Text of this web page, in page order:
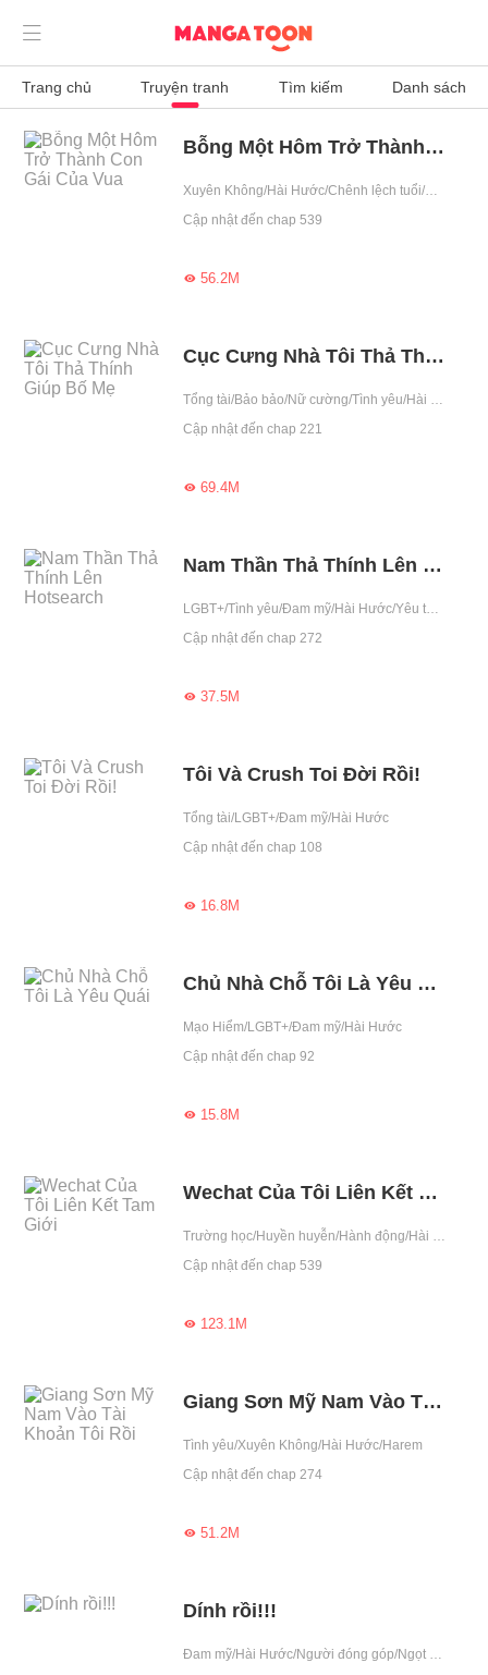

Trang chủ Truyện tranh Tìm kiếm Danh sách
Bỗng Một Hôm Trở Thành Con Gái Của Vua
Xuyên Không/Hài Hước/Chênh lệch tuổi/Nuôi lớn/Công chúa
Cập nhật đến chap 539
56.2M
Cục Cưng Nhà Tôi Thả Thính Giúp Bố Mẹ
Tổng tài/Bảo bảo/Nữ cường/Tình yêu/Hài Hước/Có em bé/419
Cập nhật đến chap 221
69.4M
Nam Thần Thả Thính Lên Hotsearch
LGBT+/Tình yêu/Đam mỹ/Hài Hước/Yêu thầm/Giới giải trí/Sống chung/Chiếm hữu cao/Nham hiểm/Đã Full
Cập nhật đến chap 272
37.5M
Tôi Và Crush Toi Đời Rồi!
Tổng tài/LGBT+/Đam mỹ/Hài Hước
Cập nhật đến chap 108
16.8M
Chủ Nhà Chỗ Tôi Là Yêu Quái
Mạo Hiểm/LGBT+/Đam mỹ/Hài Hước
Cập nhật đến chap 92
15.8M
Wechat Của Tôi Liên Kết Tam Giới
Trường học/Huyền huyễn/Hành động/Hài Hước/Hệ thống/Dị năng/Tu tiên
Cập nhật đến chap 539
123.1M
Giang Sơn Mỹ Nam Vào Tài Khoản Tôi Rồi
Tình yêu/Xuyên Không/Hài Hước/Harem
Cập nhật đến chap 274
51.2M
Dính rồi!!!
Đam mỹ/Hài Hước/Người đóng góp/Ngọt sủng